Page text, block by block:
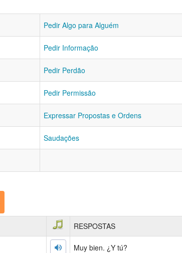
Pedir Algo para Alguém
Pedir Informação
Pedir Perdão
Pedir Permissão
Expressar Propostas e Ordens
Saudações
RESPOSTAS
Muy bien. ¿Y tú?